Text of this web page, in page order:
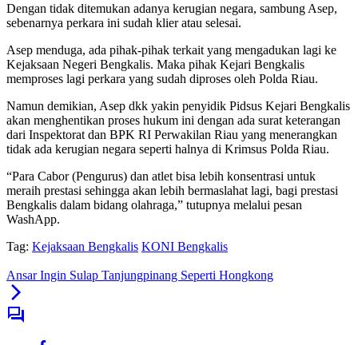
Dengan tidak ditemukan adanya kerugian negara, sambung Asep,
sebenarnya perkara ini sudah klier atau selesai.
Asep menduga, ada pihak-pihak terkait yang mengadukan lagi ke
Kejaksaan Negeri Bengkalis. Maka pihak Kejari Bengkalis
memproses lagi perkara yang sudah diproses oleh Polda Riau.
Namun demikian, Asep dkk yakin penyidik Pidsus Kejari Bengkalis
akan menghentikan proses hukum ini dengan ada surat keterangan
dari Inspektorat dan BPK RI Perwakilan Riau yang menerangkan
tidak ada kerugian negara seperti halnya di Krimsus Polda Riau.
“Para Cabor (Pengurus) dan atlet bisa lebih konsentrasi untuk
meraih prestasi sehingga akan lebih bermaslahat lagi, bagi prestasi
Bengkalis dalam bidang olahraga,” tutupnya melalui pesan
WashApp.
Tag: Kejaksaan Bengkalis KONI Bengkalis
Ansar Ingin Sulap Tanjungpinang Seperti Hongkong